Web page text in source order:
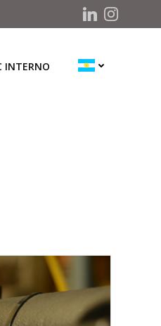
INTERNO